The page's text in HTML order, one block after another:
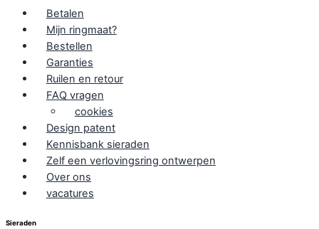
Betalen
Mijn ringmaat?
Bestellen
Garanties
Ruilen en retour
FAQ vragen
cookies
Design patent
Kennisbank sieraden
Zelf een verlovingsring ontwerpen
Over ons
vacatures
Sieraden